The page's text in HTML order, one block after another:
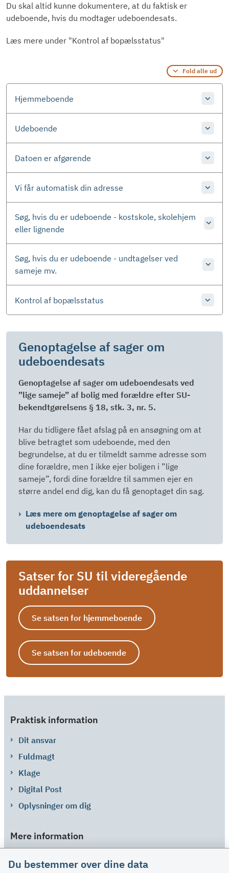
Du skal altid kunne dokumentere, at du faktisk er
udeboende, hvis du modtager udeboendesats.
Læs mere under "Kontrol af bopælsstatus"
Fold alle ud
Hjemmeboende
Udeboende
Datoen er afgørende
Vi får automatisk din adresse
Søg, hvis du er udeboende - kostskole, skolehjem
eller lignende
Søg, hvis du er udeboende - undtagelser ved
sameje mv.
Kontrol af bopælsstatus
Genoptagelse af sager om
udeboendesats
Genoptagelse af sager om udeboendesats ved
”lige sameje” af bolig med forældre efter SU-
bekendtgørelsens § 18, stk. 3, nr. 5.
Har du tidligere fået afslag på en ansøgning om at
blive betragtet som udeboende, med den
begrundelse, at du er tilmeldt samme adresse som
dine forældre, men I ikke ejer boligen i ”lige
sameje”, fordi dine forældre til sammen ejer en
større andel end dig, kan du få genoptaget din sag.
Læs mere om genoptagelse af sager om
udeboendesats
Satser for SU til videregående
uddannelser
Se satsen for hjemmeboende
Se satsen for udeboende
Praktisk information
Dit ansvar
Fuldmagt
Klage
Digital Post
Oplysninger om dig
Mere information
Du bestemmer over dine data